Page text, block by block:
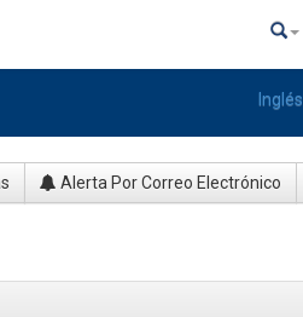
Inglés
Alerta Por Correo Electrónico